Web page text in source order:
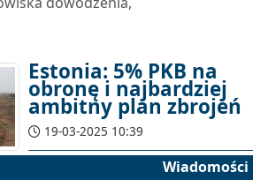
Estonia: 5% PKB na
obronę i najbardziej
ambitny plan zbrojeń
19-03-2025 10:39
Wiadomości